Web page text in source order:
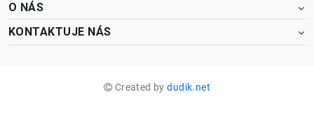
O NÁS
KONTAKTUJE NÁS
Created bydudik.net